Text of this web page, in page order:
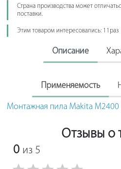
Страна производства может
поставки.
Этим товаром интересовались: 11раз
Описание
Применяемость
Монтажная пила Makita M2400
Отзывы о
0 из 5